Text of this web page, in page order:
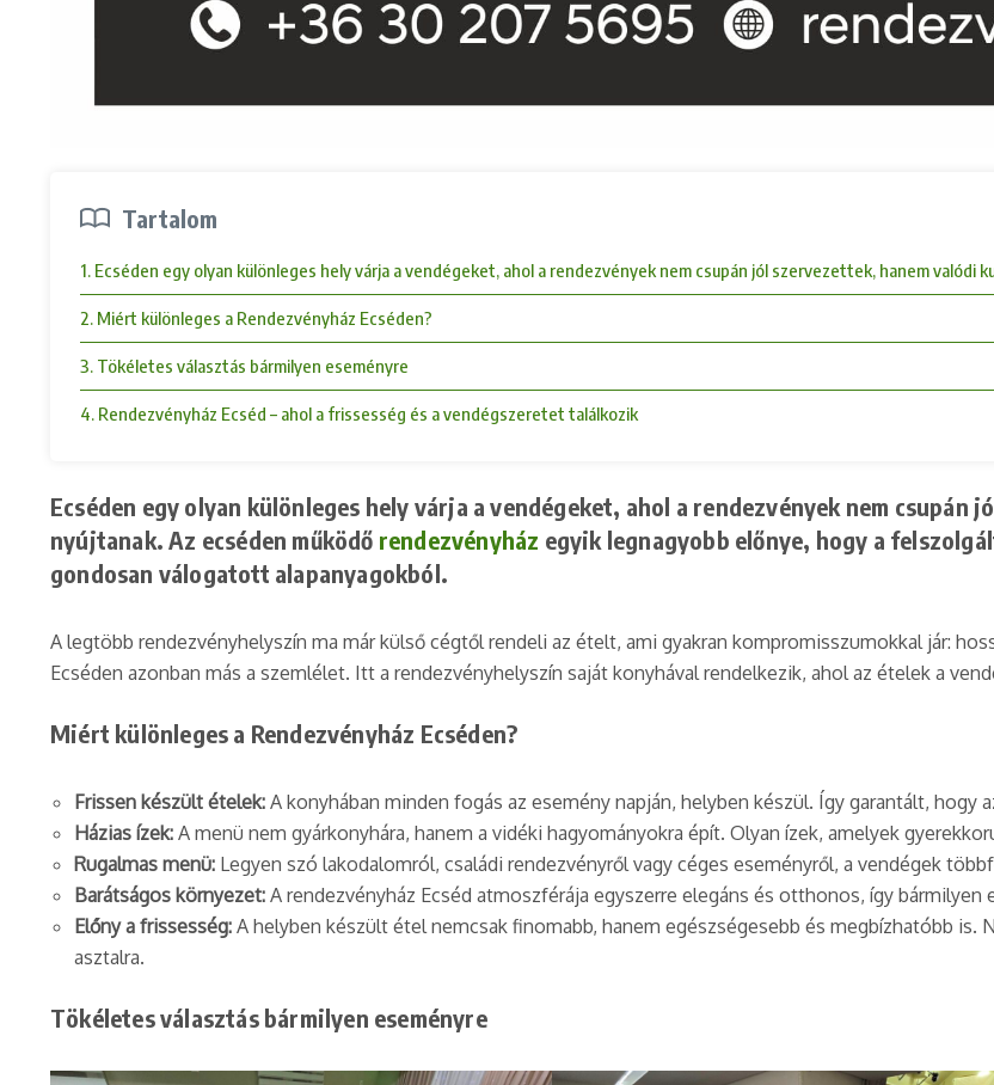
Tartalom
1. Ecséden egy olyan különleges hely várja a vendégeket, ahol a rendezvények nem csupán jól szervezettek, hanem
2. Miért különleges a Rendezvényház Ecséden?
3. Tökéletes választás bármilyen eseményre
4. Rendezvényház Ecséd – ahol a frissesség és a vendégszeretet találkozik
Ecséden egy olyan különleges hely várja a vendégeket, ahol a rendezvények nem
nyújtanak. Az ecséden működő rendezvényház egyik legnagyobb előnye, hogy a
gondosan válogatott alapanyagokból.
A legtöbb rendezvényhelyszín ma már külső cégtől rendeli az ételt, ami gyakran kompromisszumokkal jár:
Ecséden azonban más a szemlélet. Itt a rendezvényhelyszín saját konyhával rendelkezik, ahol az ételek a
Miért különleges a Rendezvényház Ecséden?
Frissen készült ételek: A konyhában minden fogás az esemény napján, helyben készül. Így garantált, hogy
Házias ízek: A menü nem gyárkonyhára, hanem a vidéki hagyományokra épít. Olyan ízek, amelyek
Rugalmas menü: Legyen szó lakodalomról, családi rendezvényről vagy céges eseményről, a vendégek
Barátságos környezet: A rendezvényház Ecséd atmoszférája egyszerre elegáns és otthonos, így bármilyen
Előny a frissesség: A helyben készült étel nemcsak finomabb, hanem egészségesebb és megbízhatóbb
asztalra.
Tökéletes választás bármilyen eseményre